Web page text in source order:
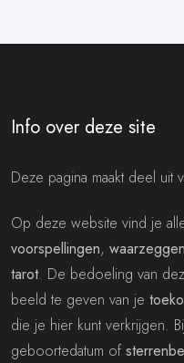
Info over deze site
Deze pagina maakt deel uit
Op deze website vind je
voorspellingen, waarzeggen
tarot. De bedoeling van
beeld te geven van je
die je hier kunt verkrijgen.
geboortedatum of